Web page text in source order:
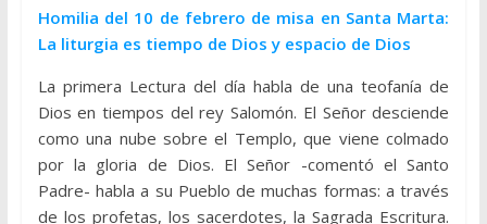
Homilia del 10 de febrero de misa en Santa Marta:
La liturgia es tiempo de Dios y espacio de Dios
La primera Lectura del día habla de una teofanía de
Dios en tiempos del rey Salomón. El Señor desciende
como una nube sobre el Templo, que viene colmado
por la gloria de Dios. El Señor -comentó el Santo
Padre- habla a su Pueblo de muchas formas: a través
de los profetas, los sacerdotes, la Sagrada Escritura.